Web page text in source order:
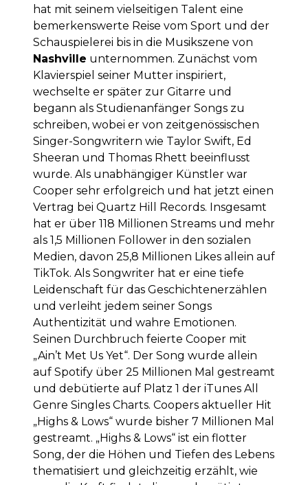
hat mit seinem vielseitigen Talent eine
bemerkenswerte Reise vom Sport und der
Schauspielerei bis in die Musikszene von
Nashville unternommen. Zunächst vom
Klavierspiel seiner Mutter inspiriert,
wechselte er später zur Gitarre und
begann als Studienanfänger Songs zu
schreiben, wobei er von zeitgenössischen
Singer-Songwritern wie Taylor Swift, Ed
Sheeran und Thomas Rhett beeinflusst
wurde. Als unabhängiger Künstler war
Cooper sehr erfolgreich und hat jetzt einen
Vertrag bei Quartz Hill Records. Insgesamt
hat er über 118 Millionen Streams und mehr
als 1,5 Millionen Follower in den sozialen
Medien, davon 25,8 Millionen Likes allein auf
TikTok. Als Songwriter hat er eine tiefe
Leidenschaft für das Geschichtenerzählen
und verleiht jedem seiner Songs
Authentizität und wahre Emotionen.
Seinen Durchbruch feierte Cooper mit
„Ain’t Met Us Yet“. Der Song wurde allein
auf Spotify über 25 Millionen Mal gestreamt
und debütierte auf Platz 1 der iTunes All
Genre Singles Charts. Coopers aktueller Hit
„Highs & Lows“ wurde bisher 7 Millionen Mal
gestreamt. „Highs & Lows“ ist ein flotter
Song, der die Höhen und Tiefen des Lebens
thematisiert und gleichzeitig erzählt, wie